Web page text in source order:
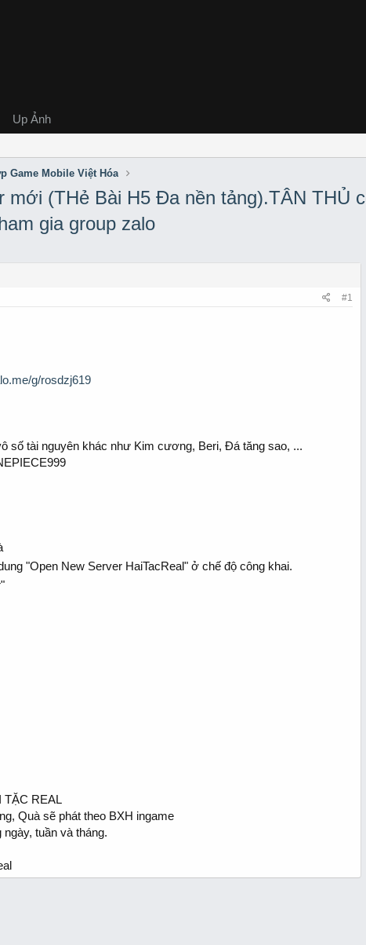
Up Ảnh
Game Mobile Việt Hóa
mới (THẻ Bài H5 Đa nền tảng).TÂN THỦ
gia group zalo
#1
g/rosdzj619
số tài nguyên khác như Kim cương, Beri, Đá tăng sao, ...
"Open New Server HaiTacReal" ở chế độ công khai.
TẶC REAL
Quà sẽ phát theo BXH ingame
tuần và tháng.